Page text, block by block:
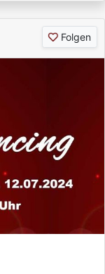
Folgen